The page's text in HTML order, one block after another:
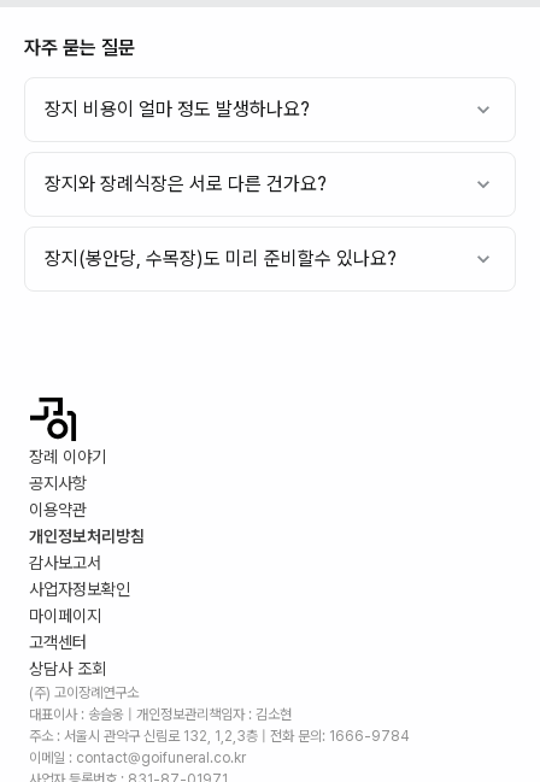
자주 묻는 질문
장지 비용이 얼마 정도 발생하나요?
장지와 장례식장은 서로 다른 건가요?
장지(봉안당, 수목장)도 미리 준비할수 있나요?
장례 이야기
공지사항
이용약관
개인정보처리방침
감사보고서
사업자정보확인
마이페이지
고객센터
상담사 조회
(주) 고이장례연구소
대표이사 : 송슬옹 | 개인정보관리책임자 : 김소현
주소 : 서울시 관악구 신림로 132, 1,2,3층 | 전화 문의: 1666-9784
이메일 : contact@goifuneral.co.kr